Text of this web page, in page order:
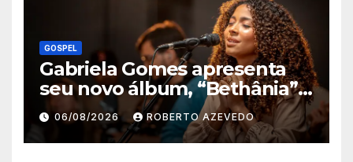
GOSPEL
Gabriela Gomes apresenta
seu novo álbum, “Bethânia”,
e o clipe de “Manso e
Humilde”, com a participação
de Jessé Perão
06/08/2026 ROBERTO AZEVEDO